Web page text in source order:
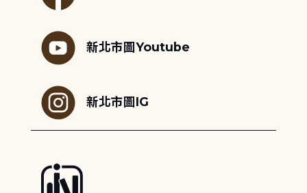
新北市圖Youtube
新北市圖IG